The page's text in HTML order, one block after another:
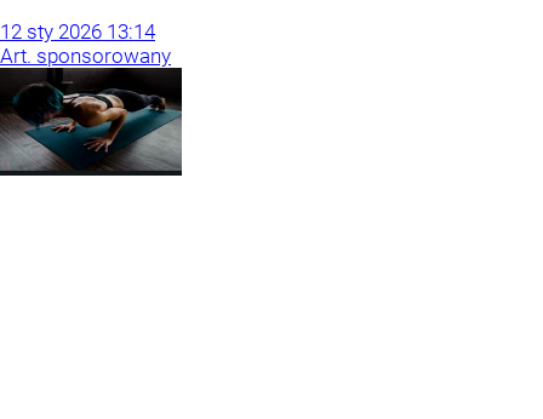
12 sty 2026 13:14
Art. sponsorowany